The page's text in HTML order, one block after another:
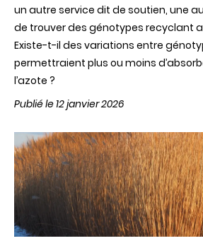
un autre service dit de soutien, une
de trouver des génotypes recyclant
Existe-t-il des variations entre
permettraient plus ou moins
l’azote ?
Publié le 12 janvier 2026